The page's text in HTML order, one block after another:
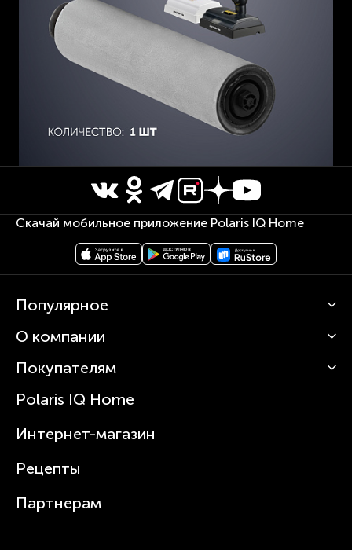
Скачай мобильное приложение Polaris IQ Home
Популярное
Кофемашины
Вертикальные пылесосы
Зубные щетки и ирригаторы
Увлажнители
Посуда
О компании
О Polaris
Статьи
Покупателям
Сервисные центры
Где купить
Polaris IQ Home
Интернет-магазин
Рецепты
Партнерам